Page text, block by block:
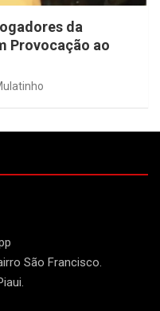
da
Provocação ao
São Francisco.